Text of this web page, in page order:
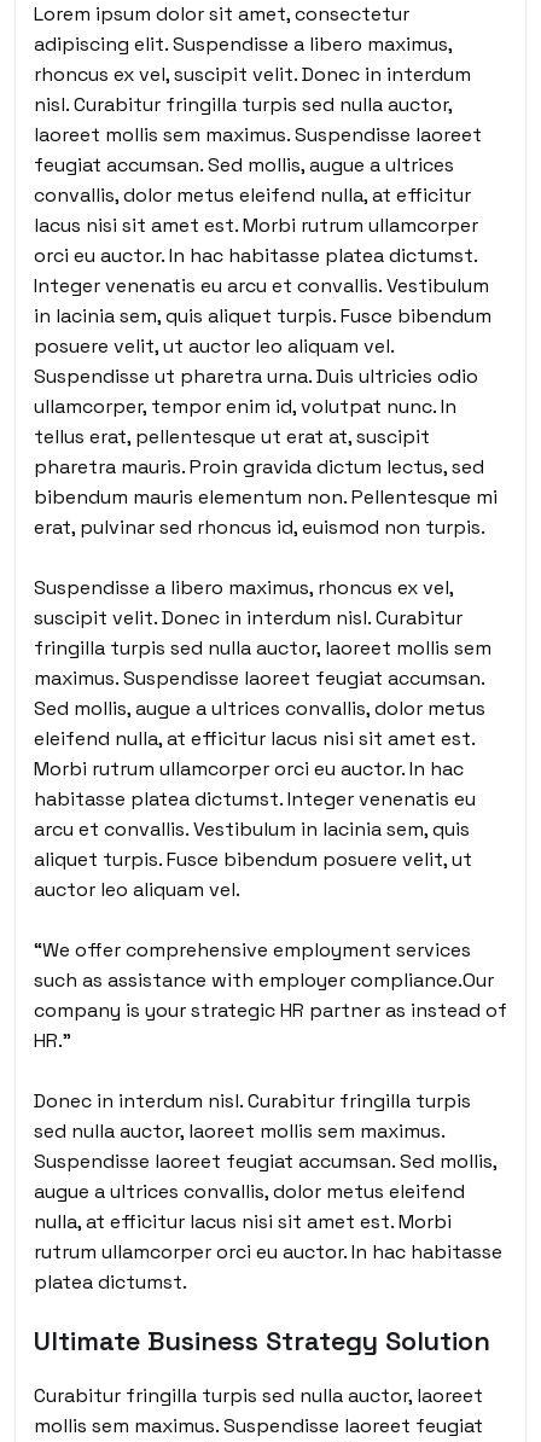
Lorem ipsum dolor sit amet, consectetur
adipiscing elit. Suspendisse a libero maximus,
rhoncus ex vel, suscipit velit. Donec in interdum
nisl. Curabitur fringilla turpis sed nulla auctor,
laoreet mollis sem maximus. Suspendisse laoreet
feugiat accumsan. Sed mollis, augue a ultrices
convallis, dolor metus eleifend nulla, at efficitur
lacus nisi sit amet est. Morbi rutrum ullamcorper
orci eu auctor. In hac habitasse platea dictumst.
Integer venenatis eu arcu et convallis. Vestibulum
in lacinia sem, quis aliquet turpis. Fusce bibendum
posuere velit, ut auctor leo aliquam vel.
Suspendisse ut pharetra urna. Duis ultricies odio
ullamcorper, tempor enim id, volutpat nunc. In
tellus erat, pellentesque ut erat at, suscipit
pharetra mauris. Proin gravida dictum lectus, sed
bibendum mauris elementum non. Pellentesque mi
erat, pulvinar sed rhoncus id, euismod non turpis.
Suspendisse a libero maximus, rhoncus ex vel,
suscipit velit. Donec in interdum nisl. Curabitur
fringilla turpis sed nulla auctor, laoreet mollis sem
maximus. Suspendisse laoreet feugiat accumsan.
Sed mollis, augue a ultrices convallis, dolor metus
eleifend nulla, at efficitur lacus nisi sit amet est.
Morbi rutrum ullamcorper orci eu auctor. In hac
habitasse platea dictumst. Integer venenatis eu
arcu et convallis. Vestibulum in lacinia sem, quis
aliquet turpis. Fusce bibendum posuere velit, ut
auctor leo aliquam vel.
“We offer comprehensive employment services
such as assistance with employer compliance.Our
company is your strategic HR partner as instead of
HR.”
Donec in interdum nisl. Curabitur fringilla turpis
sed nulla auctor, laoreet mollis sem maximus.
Suspendisse laoreet feugiat accumsan. Sed mollis,
augue a ultrices convallis, dolor metus eleifend
nulla, at efficitur lacus nisi sit amet est. Morbi
rutrum ullamcorper orci eu auctor. In hac habitasse
platea dictumst.
Ultimate Business Strategy Solution
Curabitur fringilla turpis sed nulla auctor, laoreet
mollis sem maximus. Suspendisse laoreet feugiat